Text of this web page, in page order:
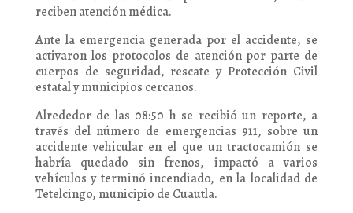
reciben atención médica.
Ante la emergencia generada por el accidente, se
activaron los protocolos de atención por parte de
cuerpos de seguridad, rescate y Protección Civil
estatal y municipios cercanos.
Alrededor de las 08:50 h se recibió un reporte, a
través del número de emergencias 911, sobre un
accidente vehicular en el que un tractocamión se
habría quedado sin frenos, impactó a varios
vehículos y terminó incendiado, en la localidad de
Tetelcingo, municipio de Cuautla.